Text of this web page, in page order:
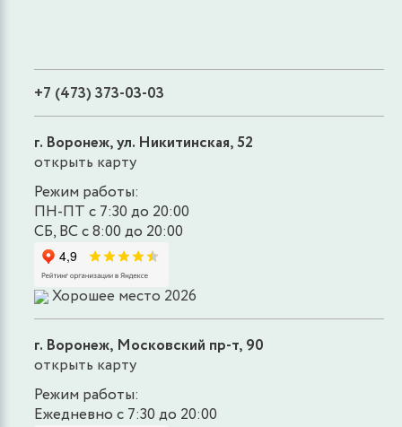
+7 (473) 373-03-03
г. Воронеж, ул. Никитинская, 52
открыть карту
Режим работы:
ПН-ПТ с 7:30 до 20:00
СБ, ВС с 8:00 до 20:00
Хорошее место 2026
г. Воронеж, Московский пр-т, 90
открыть карту
Режим работы:
Ежедневно с 7:30 до 20:00